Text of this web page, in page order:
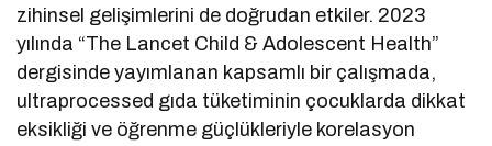
zihinsel gelişimlerini de doğrudan etkiler. 2023
yılında “The Lancet Child & Adolescent Health”
dergisinde yayımlanan kapsamlı bir çalışmada,
ultraprocessed gıda tüketiminin çocuklarda dikkat
eksikliği ve öğrenme güçlükleriyle korelasyon